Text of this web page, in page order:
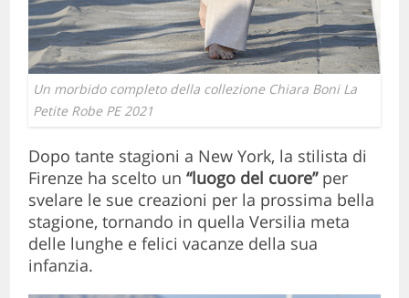
Un morbido completo della collezione Chiara Boni La
Petite Robe PE 2021
Dopo tante stagioni a New York, la stilista di
Firenze ha scelto un“luogo del cuore” per
svelare le sue creazioni per la prossima bella
stagione, tornando in quella Versilia meta
delle lunghe e felici vacanze della sua
infanzia.